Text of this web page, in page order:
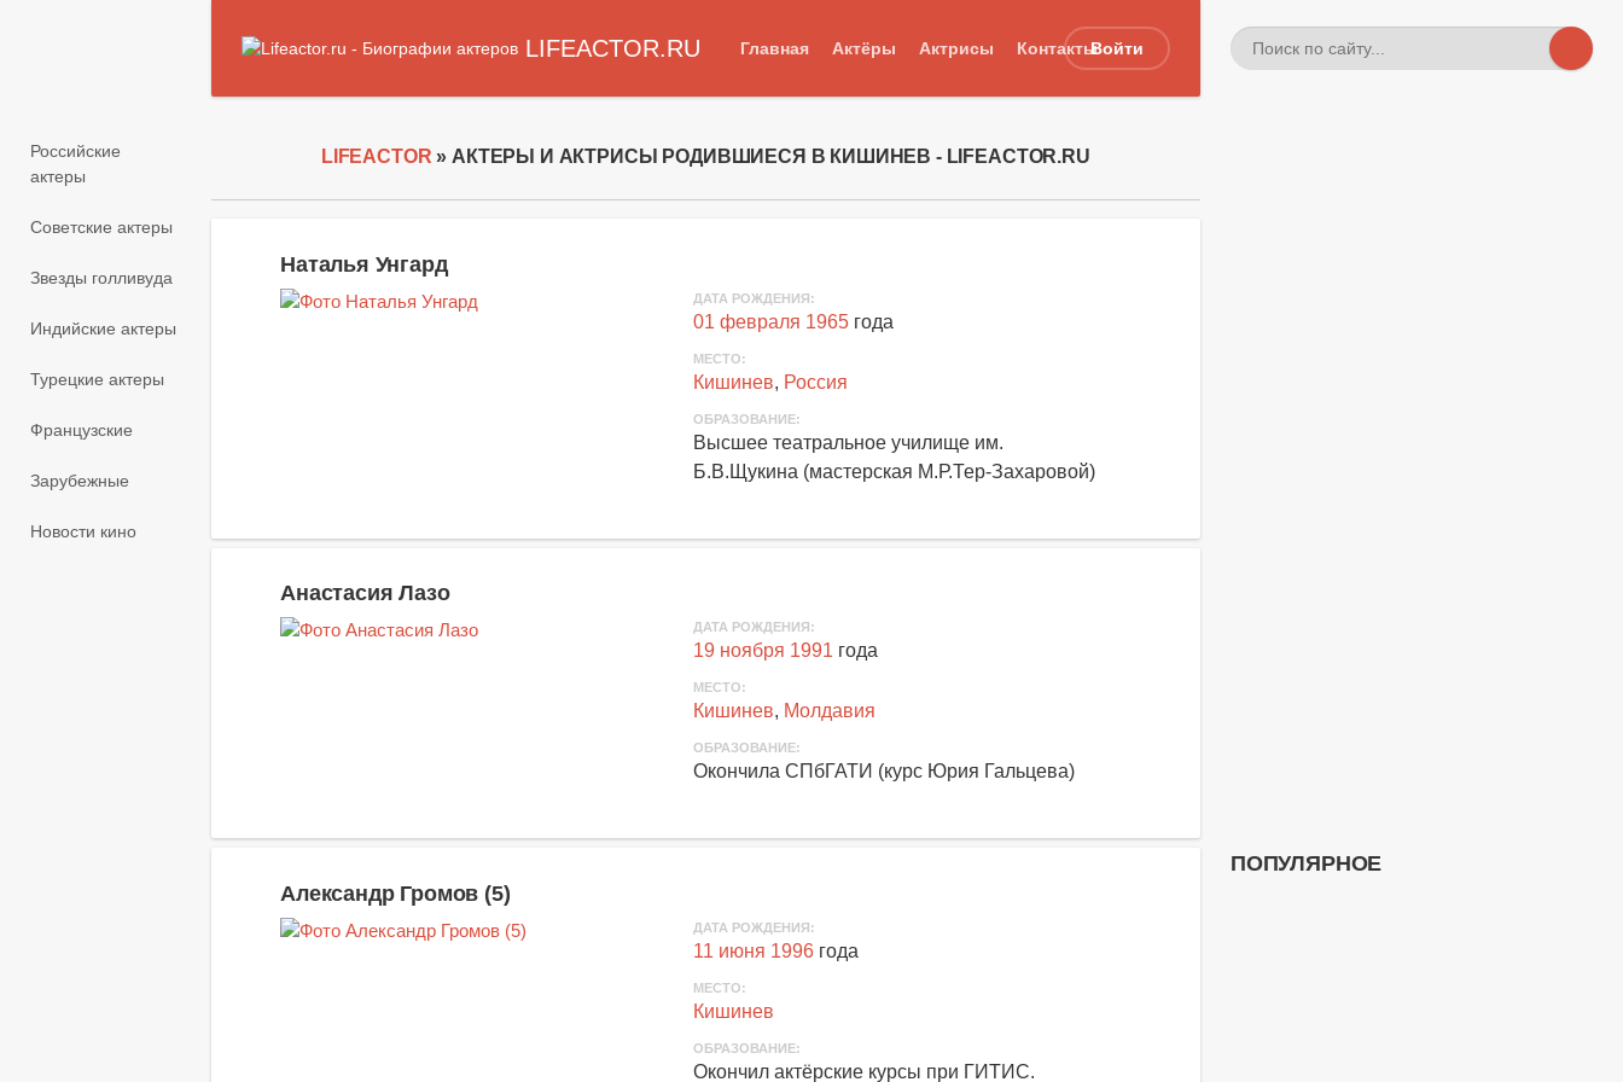
LIFEACTOR.RU Главная Актёры Актрисы КонтактыВойти
Российские
актеры
Советские актеры
Звезды голливуда
Индийские актеры
Турецкие актеры
Французские
Зарубежные
Новости кино
LIFEACTOR » АКТЕРЫ И АКТРИСЫ РОДИВШИЕСЯ В КИШИНЕВ - LIFEACTOR.RU
Наталья Унгард
ДАТА РОЖДЕНИЯ:
01 февраля 1965 года
МЕСТО:
Кишинев, Россия
ОБРАЗОВАНИЕ:
Высшее театральное училище им.
Б.В.Щукина (мастерская М.Р.Тер-Захаровой)
Анастасия Лазо
ДАТА РОЖДЕНИЯ:
19 ноября 1991 года
МЕСТО:
Кишинев, Молдавия
ОБРАЗОВАНИЕ:
Окончила СПбГАТИ (курс Юрия Гальцева)
Александр Громов (5)
ДАТА РОЖДЕНИЯ:
11 июня 1996 года
МЕСТО:
Кишинев
ОБРАЗОВАНИЕ:
Окончил актёрские курсы при ГИТИС.
ПОПУЛЯРНОЕ